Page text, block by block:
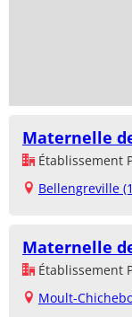
Maternelle
Établissement
Bellengreville
Maternelle
Établissement
Moult-